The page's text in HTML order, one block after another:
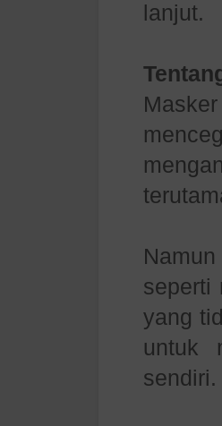
lanjut.
seperti
yang
untuk
sendiri.